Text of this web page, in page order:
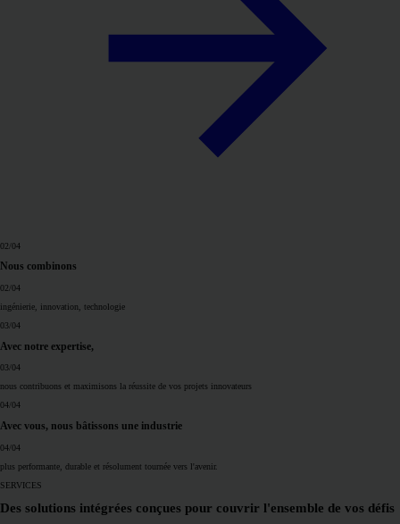
02/04
Nous combinons
02/04
ingénierie,
innovation,
technologie
03/04
Avec notre expertise,
03/04
nous contribuons et maximisons la réussite de vos projets innovateurs
04/04
Avec vous, nous bâtissons une industrie
04/04
plus performante, durable et résolument tournée vers l'avenir.
SERVICES
Des solutions intégrées conçues pour couvrir l'ensemble de vos défis